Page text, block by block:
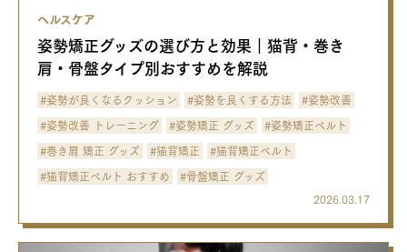
ヘルスケア
姿勢矯正グッズの選び方と効果｜猫背・巻き
肩・骨盤タイプ別おすすめを解説
#姿勢が良くなるクッション #姿勢を良くする方法 #姿勢改善
#姿勢改善 トレーニング #姿勢矯正 グッズ
#姿勢矯正ベルト
#巻き肩 矯正 グッズ
#猫背矯正
#猫背矯正ベルト
#猫背矯正ベルト おすすめ
#骨盤矯正 グッズ
2026.03.17